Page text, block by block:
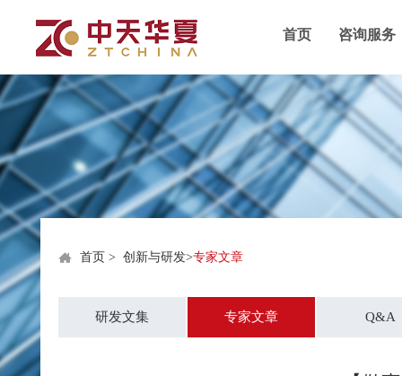
首页 咨询服务
首页 > 创新与研发>专家文章
研发文集 专家文章 Q&A